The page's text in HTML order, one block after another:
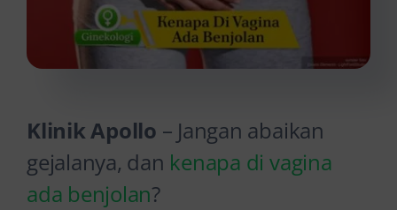
Klinik Apollo – Jangan abaikan
gejalanya, dan kenapa di vagina
ada benjolan?